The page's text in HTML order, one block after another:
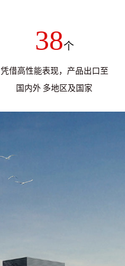
38个
凭借高性能表现，产品出口至
国内外 多地区及国家